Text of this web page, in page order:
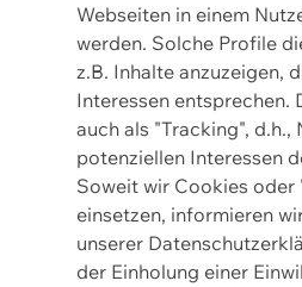
Webseiten in einem
werden. Solche Profile
z.B. Inhalte anzuzeigen,
Interessen entsprechen.
auch als "Tracking",
potenziellen Interessen
Soweit wir Cookies oder
einsetzen, informieren
unserer
der Einholung einer